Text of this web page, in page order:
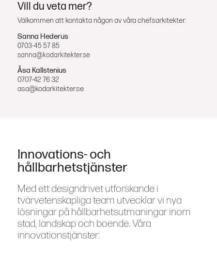
Vill du veta mer?
Välkommen att kontakta någon av våra chefsarkitekter:
Sanna Hederus
0703-45 57 85
sanna@kodarkitekter.se
Åsa Kallstenius
0707-42 76 32
asa@kodarkitekter.se
Innovations- och
hållbarhetstjänster
Med ett designdrivet utforskande i
tvärvetenskapliga team utvecklar vi nya
lösningar på hållbarhetsutmaningar inom
stad, landskap och boende. Våra
innovationstjänster: